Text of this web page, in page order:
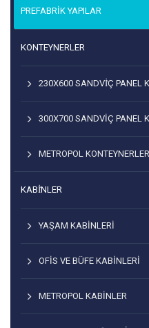
PREFABRIK YAPILAR
KONTEYNERLER
230X600 SANDVİÇ PANEL
300X700 SANDVIÇ PANEL
METROPOL KONTEYNERLER
KABİNLER
YAŞAM KABINLERI
OFIS VE BÜFE KABINLERI
METROPOL KABINLER